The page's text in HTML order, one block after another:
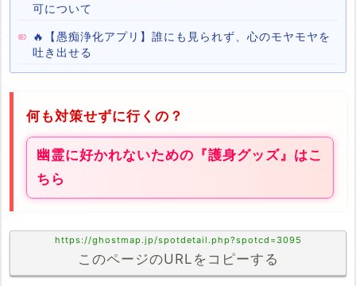
可について
🔥【愚痴浄化アプリ】誰にも見られず、心のモヤモヤを
吐き出せる
何も対策せずに行くの？
幽霊に好かれないための『護身グッズ』はこ
ちら
https://ghostmap.jp/spotdetail.php?spotcd=3095
このページのURLをコピーする